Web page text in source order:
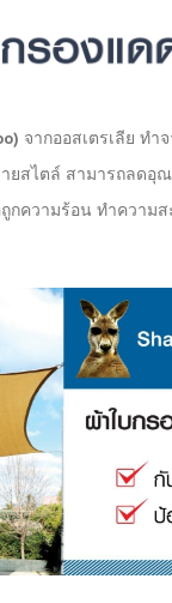
จากออสเตรเลีย ท
ยสไตล์ สามารถลดอุ
กความร้อน ทำความ